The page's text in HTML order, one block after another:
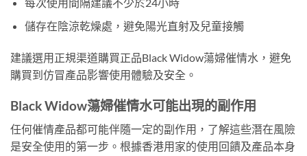
儲存在陰涼乾燥處，避免陽光直射及兒童接觸
建議選用正規渠道購買正品Black Widow蕩婦催情水，避免
購買到仿冒產品影響使用體驗及安全。
Black Widow蕩婦催情水可能出現的副作用
任何催情產品都可能伴隨一定的副作用，了解這些潛在風險
是安全使用的第一步。根據香港用家的使用回饋及產品本身